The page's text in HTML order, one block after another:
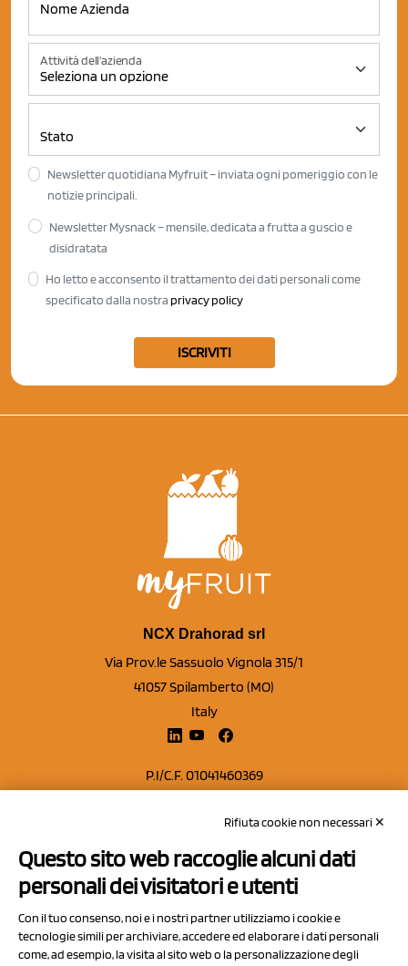
Attività dell'azienda
Newsletter quotidiana Myfruit – inviata ogni pomeriggio con le
notizie principali.
Newsletter Mysnack – mensile, dedicata a frutta a guscio e
disidratata
Ho letto e acconsento il trattamento dei dati personali come
specificato dalla nostra privacy policy
ISCRIVITI
NCX Drahorad srl
Via Prov.le Sassuolo Vignola 315/1
41057 Spilamberto (MO)
Italy
P.I/C.F. 01041460369
Capitale sociale Euro 50.000,00 i.v.
Contatti
Privacy Policy
Cookie Policy
Rifiuta cookie non necessari ✕
Questo sito web raccoglie alcuni dati
personali dei visitatori e utenti
Con il tuo consenso, noi e i nostri partner utilizziamo i cookie e
tecnologie simili per archiviare, accedere ed elaborare i dati personali
come, ad esempio, la visita al sito web o la personalizzazione degli